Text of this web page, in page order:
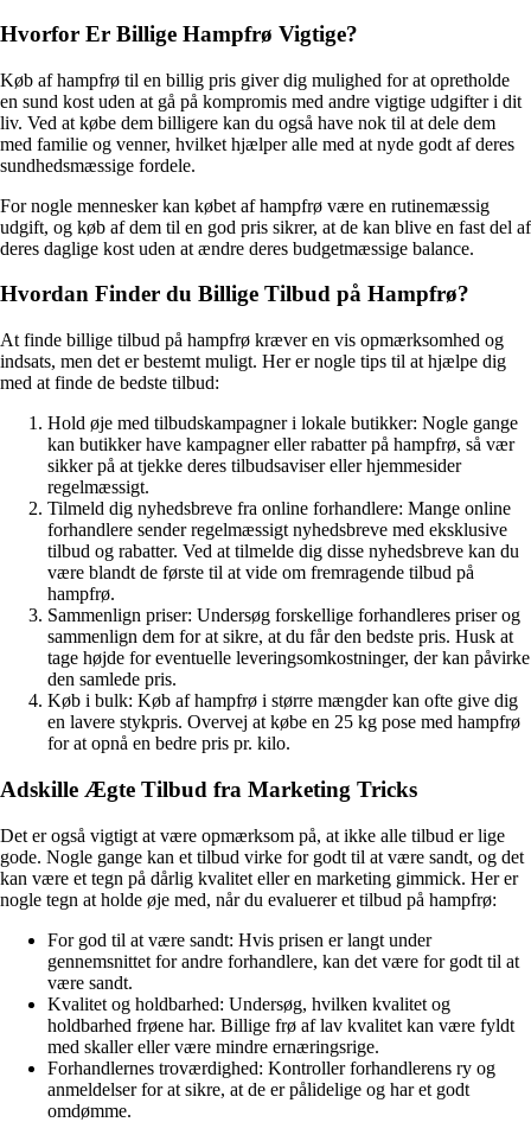
Hvorfor Er Billige Hampfrø Vigtige?
Køb af hampfrø til en billig pris giver dig mulighed for at opretholde
en sund kost uden at gå på kompromis med andre vigtige udgifter i dit
liv. Ved at købe dem billigere kan du også have nok til at dele dem
med familie og venner, hvilket hjælper alle med at nyde godt af deres
sundhedsmæssige fordele.
For nogle mennesker kan købet af hampfrø være en rutinemæssig
udgift, og køb af dem til en god pris sikrer, at de kan blive en fast del af
deres daglige kost uden at ændre deres budgetmæssige balance.
Hvordan Finder du Billige Tilbud på Hampfrø?
At finde billige tilbud på hampfrø kræver en vis opmærksomhed og
indsats, men det er bestemt muligt. Her er nogle tips til at hjælpe dig
med at finde de bedste tilbud:
Hold øje med tilbudskampagner i lokale butikker: Nogle gange
kan butikker have kampagner eller rabatter på hampfrø, så vær
sikker på at tjekke deres tilbudsaviser eller hjemmesider
regelmæssigt.
Tilmeld dig nyhedsbreve fra online forhandlere: Mange online
forhandlere sender regelmæssigt nyhedsbreve med eksklusive
tilbud og rabatter. Ved at tilmelde dig disse nyhedsbreve kan du
være blandt de første til at vide om fremragende tilbud på
hampfrø.
Sammenlign priser: Undersøg forskellige forhandleres priser og
sammenlign dem for at sikre, at du får den bedste pris. Husk at
tage højde for eventuelle leveringsomkostninger, der kan påvirke
den samlede pris.
Køb i bulk: Køb af hampfrø i større mængder kan ofte give dig
en lavere stykpris. Overvej at købe en 25 kg pose med hampfrø
for at opnå en bedre pris pr. kilo.
Adskille Ægte Tilbud fra Marketing Tricks
Det er også vigtigt at være opmærksom på, at ikke alle tilbud er lige
gode. Nogle gange kan et tilbud virke for godt til at være sandt, og det
kan være et tegn på dårlig kvalitet eller en marketing gimmick. Her er
nogle tegn at holde øje med, når du evaluerer et tilbud på hampfrø:
For god til at være sandt: Hvis prisen er langt under
gennemsnittet for andre forhandlere, kan det være for godt til at
være sandt.
Kvalitet og holdbarhed: Undersøg, hvilken kvalitet og
holdbarhed frøene har. Billige frø af lav kvalitet kan være fyldt
med skaller eller være mindre ernæringsrige.
Forhandlernes troværdighed: Kontroller forhandlerens ry og
anmeldelser for at sikre, at de er pålidelige og har et godt
omdømme.